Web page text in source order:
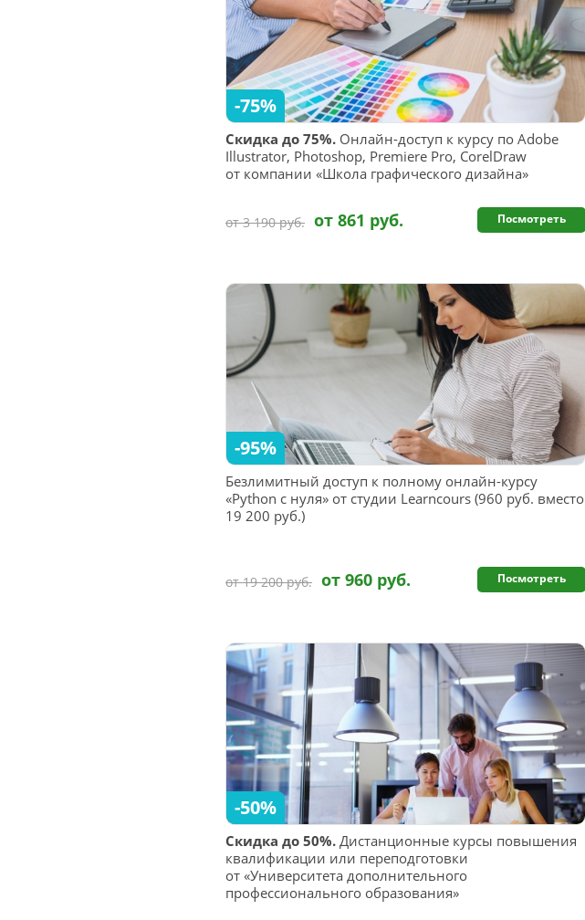
Скидка до 75%. Онлайн-доступ к курсу по Adobe
Illustrator, Photoshop, Premiere Pro, CorelDraw
от компании «Школа графического дизайна»
-75%
от 3 190 руб. от 861 руб. Посмотреть
Безлимитный доступ к полному онлайн-курсу
«Python с нуля» от студии Learncours (960 руб. вместо
19 200 руб.)
-95%
от 19 200 руб. от 960 руб. Посмотреть
Скидка до 50%. Дистанционные курсы повышения
квалификации или переподготовки
от «Университета дополнительного
профессионального образования»
-50%